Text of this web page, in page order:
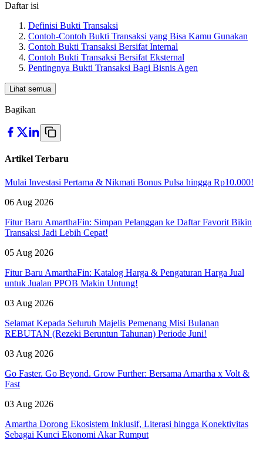
Daftar isi
Definisi Bukti Transaksi
Contoh-Contoh Bukti Transaksi yang Bisa Kamu Gunakan
Contoh Bukti Transaksi Bersifat Internal
Contoh Bukti Transaksi Bersifat Eksternal
Pentingnya Bukti Transaksi Bagi Bisnis Agen
Lihat semua
Bagikan
Artikel Terbaru
Mulai Investasi Pertama & Nikmati Bonus Pulsa hingga Rp10.000!
06 Aug 2026
Fitur Baru AmarthaFin: Simpan Pelanggan ke Daftar Favorit Bikin
Transaksi Jadi Lebih Cepat!
05 Aug 2026
Fitur Baru AmarthaFin: Katalog Harga & Pengaturan Harga Jual
untuk Jualan PPOB Makin Untung!
03 Aug 2026
Selamat Kepada Seluruh Majelis Pemenang Misi Bulanan
REBUTAN (Rezeki Beruntun Tahunan) Periode Juni!
03 Aug 2026
Go Faster. Go Beyond. Grow Further: Bersama Amartha x Volt &
Fast
03 Aug 2026
Amartha Dorong Ekosistem Inklusif, Literasi hingga Konektivitas
Sebagai Kunci Ekonomi Akar Rumput